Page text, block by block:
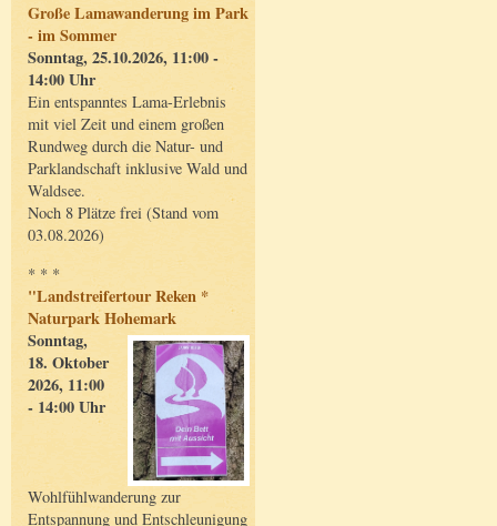
Große Lamawanderung im Park
- im Sommer
Sonntag, 25.10.2026, 11:00 -
14:00 Uhr
Ein entspanntes Lama-Erlebnis
mit viel Zeit und einem großen
Rundweg durch die Natur- und
Parklandschaft inklusive Wald und
Waldsee.
Noch 8 Plätze frei (Stand vom
03.08.2026)
* * *
"Landstreifertour Reken *
Naturpark Hohemark
Sonntag,
18. Oktober
2026, 11:00
- 14:00 Uhr
Wohlfühlwanderung zur
Entspannung und Entschleunigung